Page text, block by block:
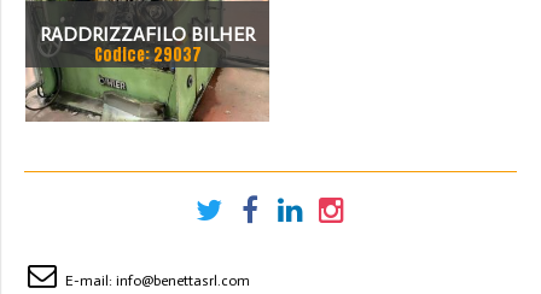
RADDRIZZAFILO BILHER
Codice: 29037
E-mail: info@benettasrl.com